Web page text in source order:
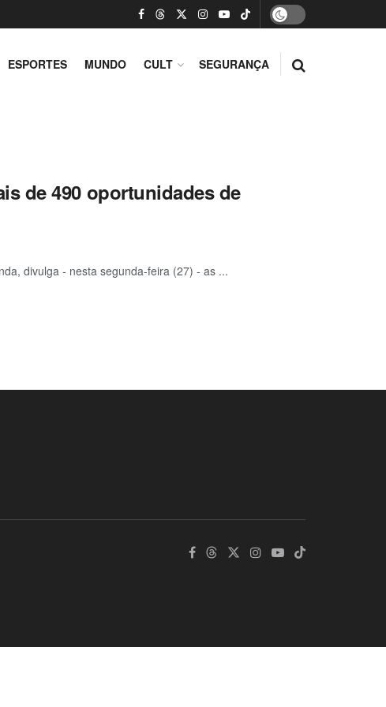
ESPORTES MUNDO CULT SEGURANÇA
de 490 oportunidades de
divulga - nesta segunda-feira (27) - as ...